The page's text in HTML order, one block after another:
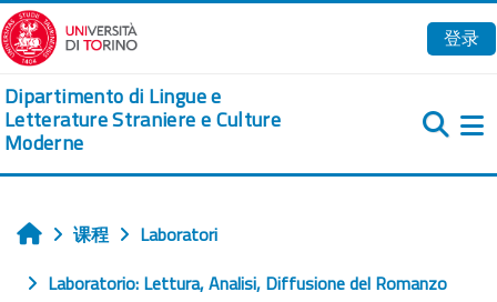
跳到主要内容
登录
Dipartimento di Lingue e
Letterature Straniere e Culture
Moderne
首页课程
Laboratori
Laboratorio: Lettura, Analisi, Diffusione del Romanzo